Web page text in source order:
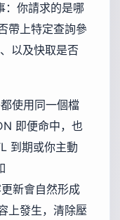
：你請求的是哪
帶上特定查詢參
以及快取是否
使用同一個檔
即便命中，也
到期或你主動
新會自然形成
上發生，清除壓